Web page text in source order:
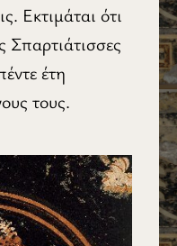
Εκτιμάται ότι
Σπαρτιάτισσες
έτη
τους.